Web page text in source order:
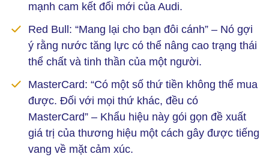
mạnh cam kết đổi mới của Audi.
Red Bull: “Mang lại cho bạn đôi cánh” – Nó gợi
ý rằng nước tăng lực có thể nâng cao trạng thái
thể chất và tinh thần của một người.
MasterCard: “Có một số thứ tiền không thể mua
được. Đối với mọi thứ khác, đều có
MasterCard” – Khẩu hiệu này gói gọn đề xuất
giá trị của thương hiệu một cách gây được tiếng
vang về mặt cảm xúc.